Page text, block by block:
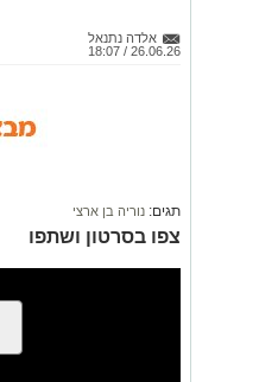
אלדה נתנאל
26.06.26 / 18:07
צפו בסרטון ושתפו